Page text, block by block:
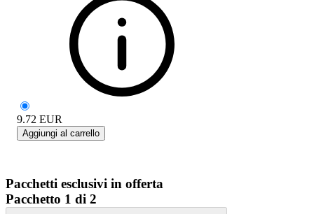
9.72 EUR
Aggiungi al carrello
Pacchetti esclusivi in offerta
Pacchetto 1 di 2